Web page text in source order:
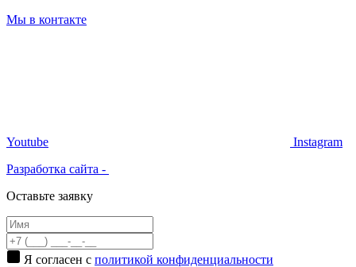
Мы в контакте
Youtube
Instagram
Разработка сайта -
Оставьте заявку
Я согласен с политикой конфиденциальности